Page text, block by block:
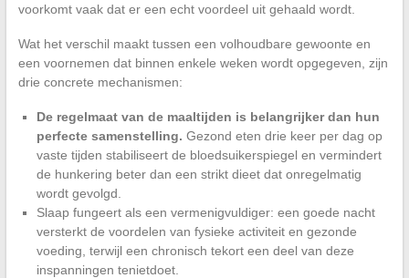
voorkomt vaak dat er een echt voordeel uit gehaald wordt.
Wat het verschil maakt tussen een volhoudbare gewoonte en
een voornemen dat binnen enkele weken wordt opgegeven, zijn
drie concrete mechanismen:
De regelmaat van de maaltijden is belangrijker dan hun
perfecte samenstelling. Gezond eten drie keer per dag op
vaste tijden stabiliseert de bloedsuikerspiegel en vermindert
de hunkering beter dan een strikt dieet dat onregelmatig
wordt gevolgd.
Slaap fungeert als een vermenigvuldiger: een goede nacht
versterkt de voordelen van fysieke activiteit en gezonde
voeding, terwijl een chronisch tekort een deel van deze
inspanningen tenietdoet.